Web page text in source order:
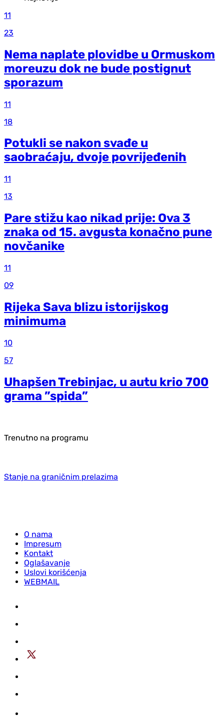
11
23
Nema naplate plovidbe u Ormuskom
moreuzu dok ne bude postignut
sporazum
11
18
Potukli se nakon svađe u
saobraćaju, dvoje povrijeđenih
11
13
Pare stižu kao nikad prije: Ova 3
znaka od 15. avgusta konačno pune
novčanike
11
09
Rijeka Sava blizu istorijskog
minimuma
10
57
Uhapšen Trebinjac, u autu krio 700
grama ”spida”
Trenutno na programu
Stanje na graničnim prelazima
O nama
Impresum
Kontakt
Oglašavanje
Uslovi korišćenja
WEBMAIL